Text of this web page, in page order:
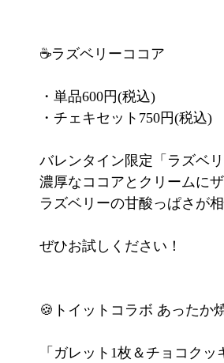
☕️ラズベリーココア
・単品600円(税込)
・チェキセット750円(税込)
バレンタイン限定「ラズベ
濃厚なココアとクリームに
ラズベリーの甘酸っぱさが
ぜひお試しください！
🍪トイットコラボ あったか
「ガレット1枚＆チョコク